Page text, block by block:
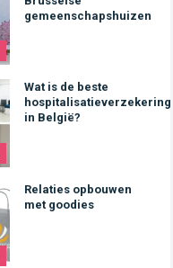
gemeenschapshuizen
Wat is de beste
hospitalisatieverzekering
in België?
in
Relaties opbouwen
met goodies
goodies